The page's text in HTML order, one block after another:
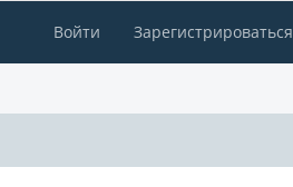
Войти Зарегистрироваться